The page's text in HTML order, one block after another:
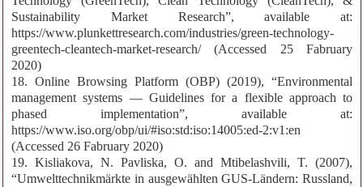
Sustainability Market Research”, available at:
https://www.plunkettresearch.com/industries/green-technology-
greentech-cleantech-market-research/ (Accessed 25 Fabruary
2020)
18. Online Browsing Platform (OBP) (2019), “Environmental
management systems — Guidelines for a flexible approach to
phased implementation”, available at:
https://www.iso.org/obp/ui/#iso:std:iso:14005:ed-2:v1:en
(Accessed 26 Fabruary 2020)
19. Kisliakova, N. Pavliska, O. and Mtibelashvili, T. (2007),
“Umwelttechnikmärkte in ausgewählten GUS-Ländern: Russland,